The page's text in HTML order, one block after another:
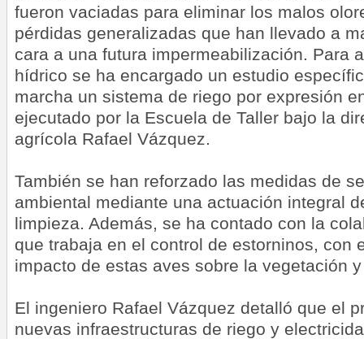
fueron vaciadas para eliminar los malos
pérdidas generalizadas que han llevado a
cara a una futura impermeabilización. Para
hídrico se ha encargado un estudio
marcha un sistema de riego por expresión
ejecutado por la Escuela de Taller bajo la
agrícola Rafael Vázquez.
También se han reforzado las medidas de
ambiental mediante una actuación integral
limpieza. Además, se ha contado con la
que trabaja en el control de estorninos, con
impacto de estas aves sobre la vegetación
El ingeniero Rafael Vázquez detalló que el
nuevas infraestructuras de riego y